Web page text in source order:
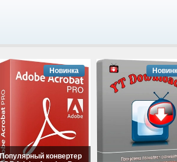
Популярный конвертер
Новинка